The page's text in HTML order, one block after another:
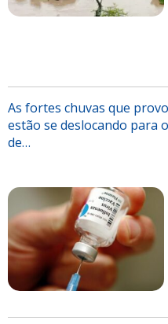
As fortes chuvas que
estão se deslocando para
de…